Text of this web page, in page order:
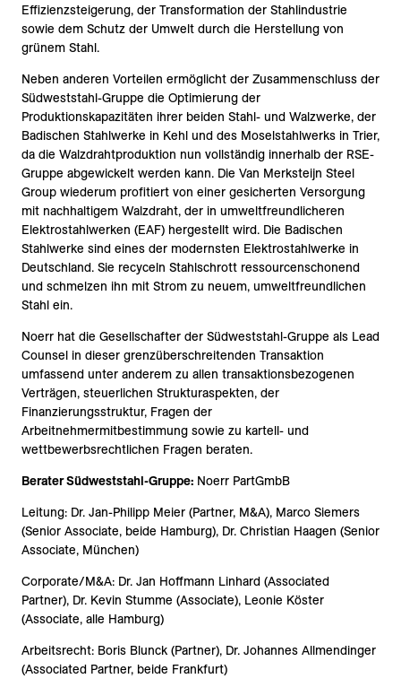
Effizienzsteigerung, der Transformation der Stahlindustrie
sowie dem Schutz der Umwelt durch die Herstellung von
grünem Stahl.
Neben anderen Vorteilen ermöglicht der Zusammenschluss der
Südweststahl-Gruppe die Optimierung der
Produktionskapazitäten ihrer beiden Stahl- und Walzwerke, der
Badischen Stahlwerke in Kehl und des Moselstahlwerks in Trier,
da die Walzdrahtproduktion nun vollständig innerhalb der RSE-
Gruppe abgewickelt werden kann. Die Van Merksteijn Steel
Group wiederum profitiert von einer gesicherten Versorgung
mit nachhaltigem Walzdraht, der in umweltfreundlicheren
Elektrostahlwerken (EAF) hergestellt wird. Die Badischen
Stahlwerke sind eines der modernsten Elektrostahlwerke in
Deutschland. Sie recyceln Stahlschrott ressourcenschonend
und schmelzen ihn mit Strom zu neuem, umweltfreundlichen
Stahl ein.
Noerr hat die Gesellschafter der Südweststahl-Gruppe als Lead
Counsel in dieser grenzüberschreitenden Transaktion
umfassend unter anderem zu allen transaktionsbezogenen
Verträgen, steuerlichen Strukturaspekten, der
Finanzierungsstruktur, Fragen der
Arbeitnehmermitbestimmung sowie zu kartell- und
wettbewerbsrechtlichen Fragen beraten.
Berater Südweststahl-Gruppe: Noerr PartGmbB
Leitung: Dr. Jan-Philipp Meier (Partner, M&A), Marco Siemers
(Senior Associate, beide Hamburg), Dr. Christian Haagen (Senior
Associate, München)
Corporate/M&A: Dr. Jan Hoffmann Linhard (Associated
Partner), Dr. Kevin Stumme (Associate), Leonie Köster
(Associate, alle Hamburg)
Arbeitsrecht: Boris Blunck (Partner), Dr. Johannes Allmendinger
(Associated Partner, beide Frankfurt)